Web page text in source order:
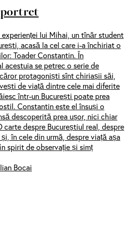
lui Mihai, un tînăr student
acasă la cel care i-a închiriat o
Toader Constantin. În
acestuia se petrec o serie de
protagoniști sînt chiriașii săi,
de viață dintre cele mai diferite
într-un București poate prea
Constantin este el însuși o
descoperită prea ușor, nici chiar
carte despre Bucureștiul real, despre
în cele din urmă, despre viață așa
spirit de observație și simț
Bocai